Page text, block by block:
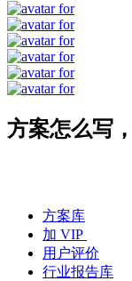
方案怎么写
方案库
加 VIP
用户评价
行业报告库